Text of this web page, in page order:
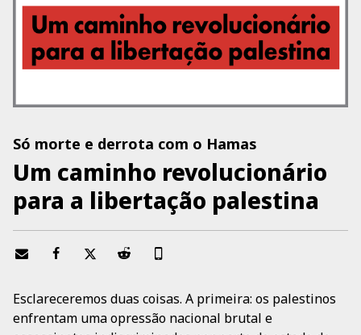
Só morte e derrota com o Hamas
Um caminho revolucionário
para a libertação palestina
Esclareceremos duas coisas. A primeira: os palestinos
enfrentam uma opressão nacional brutal e